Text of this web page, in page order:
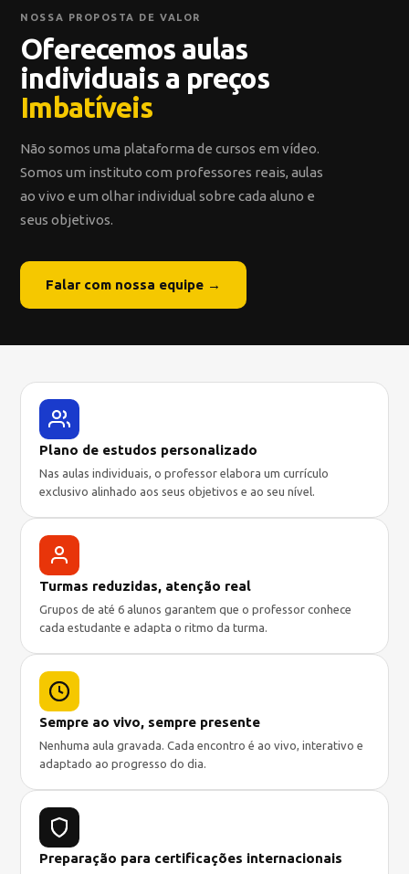
NOSSA PROPOSTA DE VALOR
Oferecemos aulas
individuais a preços
Imbatíveis
Não somos uma plataforma de cursos em vídeo.
Somos um instituto com professores reais, aulas
ao vivo e um olhar individual sobre cada aluno e
seus objetivos.
Falar com nossa equipe →
Plano de estudos personalizado
Nas aulas individuais, o professor elabora um currículo
exclusivo alinhado aos seus objetivos e ao seu nível.
Turmas reduzidas, atenção real
Grupos de até 6 alunos garantem que o professor conhece
cada estudante e adapta o ritmo da turma.
Sempre ao vivo, sempre presente
Nenhuma aula gravada. Cada encontro é ao vivo, interativo e
adaptado ao progresso do dia.
Preparação para certificações internacionais